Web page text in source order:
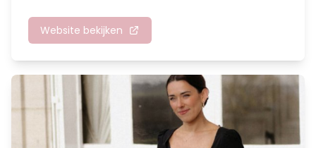
Website bekijken